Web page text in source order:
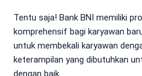
Tentu saja! Bank BNI memiliki
komprehensif bagi karyawan
untuk membekali karyawan
keterampilan yang dibutuhkan
dengan baik.